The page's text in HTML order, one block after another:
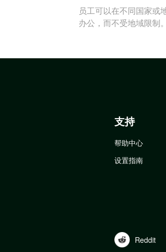
员工可以在不同国家或
办公，而不受地域限制。
支持
帮助中心
设置指南
Reddit